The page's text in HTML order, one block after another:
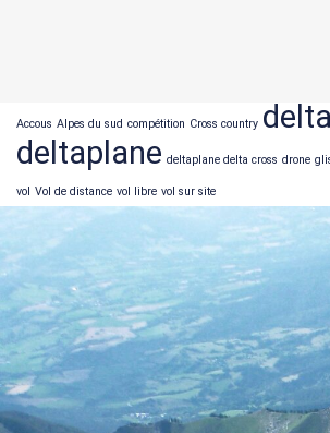
Accous Alpes du sud compétition Cross country delta
deltaplane deltaplane delta cross drone
vol Vol de distance vol libre vol sur site